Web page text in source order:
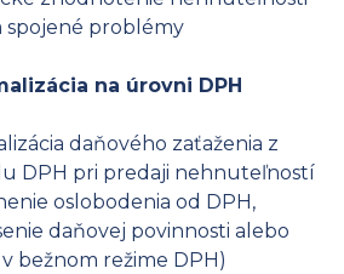
spojené problémy
na úrovni DPH
daňového zaťaženia z
DPH pri predaji nehnuteľností
oslobodenia od DPH,
daňovej povinnosti alebo
bežnom režime DPH)